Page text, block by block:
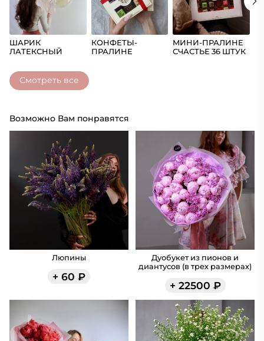
ШАРИК
ЛАТЕКСНЫЙ
КОНФЕТЫ-
ПРАЛИНЕ
МИНИ-ПРАЛИНЕ
СЧАСТЬЕ 36 ШТУК
Смотреть все
Возможно Вам понравятся
Люпины
+ 60 ₽
Дуобукет из пионов и
диантусов (в трех размерах)
+ 22500 ₽